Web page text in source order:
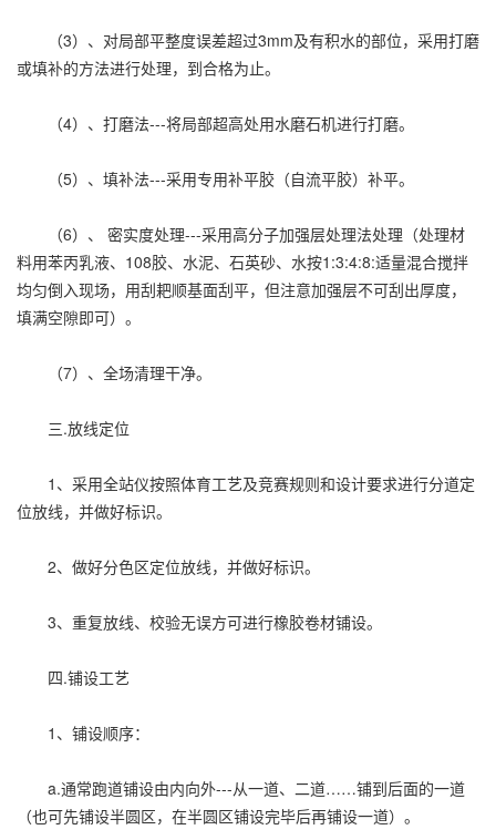
（3）、对局部平整度误差超过3mm及有积水的部位，采用打磨
或填补的方法进行处理，到合格为止。
（4）、打磨法---将局部超高处用水磨石机进行打磨。
（5）、填补法---采用专用补平胶（自流平胶）补平。
（6）、 密实度处理---采用高分子加强层处理法处理（处理材
料用苯丙乳液、108胶、水泥、石英砂、水按1:3:4:8:适量混合搅拌
均匀倒入现场，用刮耙顺基面刮平，但注意加强层不可刮出厚度，
填满空隙即可）。
（7）、全场清理干净。
三.放线定位
1、采用全站仪按照体育工艺及竞赛规则和设计要求进行分道定
位放线，并做好标识。
2、做好分色区定位放线，并做好标识。
3、重复放线、校验无误方可进行橡胶卷材铺设。
四.铺设工艺
1、铺设顺序：
a.通常跑道铺设由内向外---从一道、二道……铺到后面的一道
（也可先铺设半圆区，在半圆区铺设完毕后再铺设一道）。